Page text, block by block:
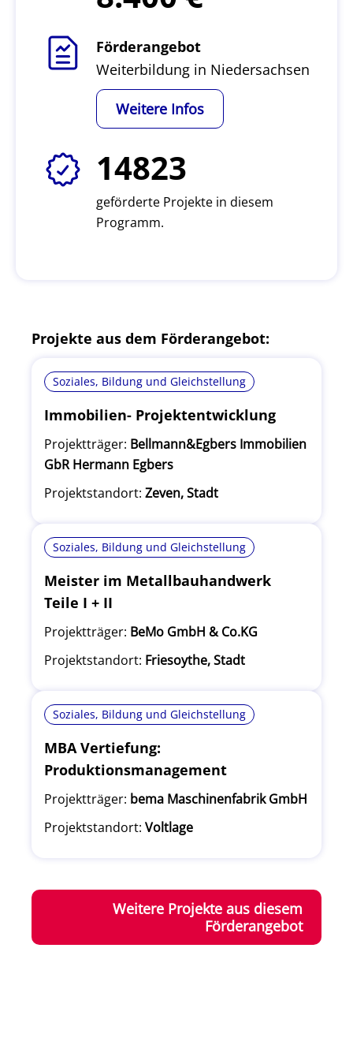
Förderangebot
Weiterbildung in Niedersachsen
Weitere Infos
14823
geförderte Projekte in diesem
Programm.
Projekte aus dem Förderangebot:
Soziales, Bildung und Gleichstellung
Immobilien- Projektentwicklung
Projektträger: Bellmann&Egbers Immobilien
GbR Hermann Egbers
Projektstandort: Zeven, Stadt
Soziales, Bildung und Gleichstellung
Meister im Metallbauhandwerk
Teile I + II
Projektträger: BeMo GmbH & Co.KG
Projektstandort: Friesoythe, Stadt
Soziales, Bildung und Gleichstellung
MBA Vertiefung:
Produktionsmanagement
Projektträger: bema Maschinenfabrik GmbH
Projektstandort: Voltlage
Weitere Projekte aus diesem
Förderangebot